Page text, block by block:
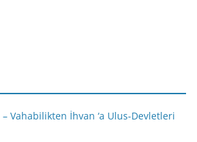
Vahabilikten İhvan ‘a Ulus-Devletleri